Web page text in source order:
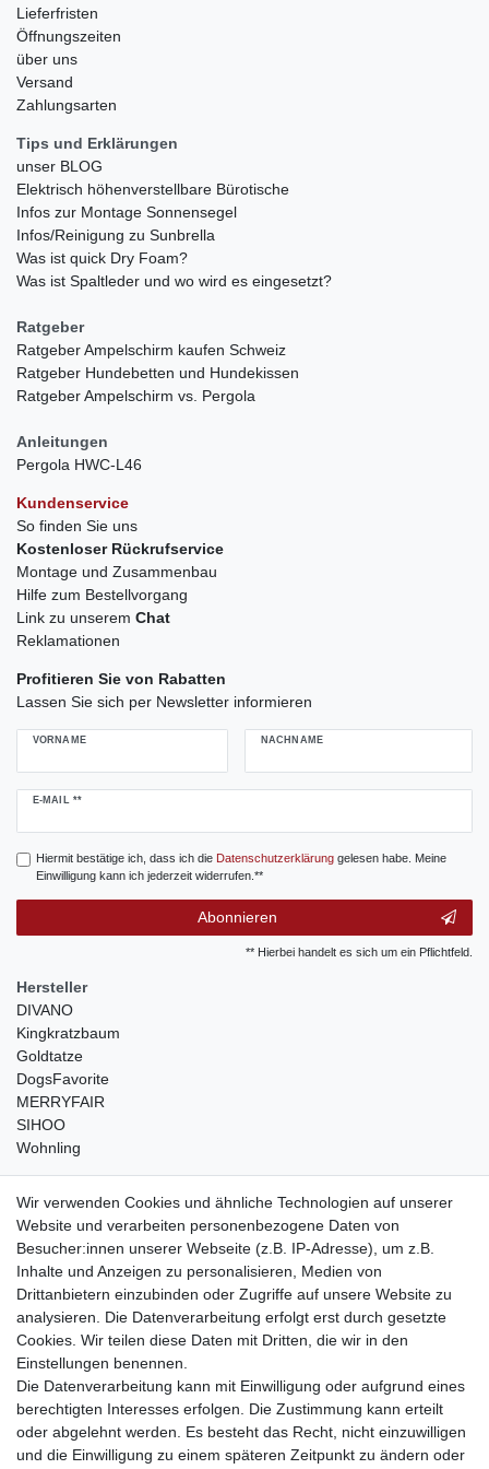
Lieferfristen
Öffnungszeiten
über uns
Versand
Zahlungsarten
Tips und Erklärungen
unser BLOG
Elektrisch höhenverstellbare Bürotische
Infos zur Montage Sonnensegel
Infos/Reinigung zu Sunbrella
Was ist quick Dry Foam?
Was ist Spaltleder und wo wird es eingesetzt?
Ratgeber
Ratgeber Ampelschirm kaufen Schweiz
Ratgeber Hundebetten und Hundekissen
Ratgeber Ampelschirm vs. Pergola
Anleitungen
Pergola HWC-L46
Kundenservice
So finden Sie uns
Kostenloser Rückrufservice
Montage und Zusammenbau
Hilfe zum Bestellvorgang
Link zu unserem Chat
Reklamationen
Profitieren Sie von Rabatten
Lassen Sie sich per Newsletter informieren
VORNAME NACHNAME
E-MAIL **
Newsletter
Hiermit bestätige ich, dass ich die Daten­schutz­erklärunggelesen habe. Meine
Einwilligung kann ich jederzeit widerrufen.**
Abonnieren
** Hierbei handelt es sich um ein Pflichtfeld.
Hersteller
DIVANO
Kingkratzbaum
Goldtatze
DogsFavorite
MERRYFAIR
SIHOO
Wohnling
weitere Shops
traumlampen- Lampen und Kronleuchter
kinderwagencenter- Exklusive und günstige Kinderwagen
gastrogeraete24- alles für Gastronomie und Imbiss
soziale Medien
Facebook
sicher einkaufen
Wir verwenden Cookies und ähnliche Technologien auf unserer
Website und verarbeiten personenbezogene Daten von
Besucher:innen unserer Webseite (z.B. IP-Adresse), um z.B.
Inhalte und Anzeigen zu personalisieren, Medien von
Drittanbietern einzubinden oder Zugriffe auf unsere Website zu
analysieren. Die Datenverarbeitung erfolgt erst durch gesetzte
Cookies. Wir teilen diese Daten mit Dritten, die wir in den
Einstellungen benennen.
Die Datenverarbeitung kann mit Einwilligung oder aufgrund eines
berechtigten Interesses erfolgen. Die Zustimmung kann erteilt
oder abgelehnt werden. Es besteht das Recht, nicht einzuwilligen
und die Einwilligung zu einem späteren Zeitpunkt zu ändern oder